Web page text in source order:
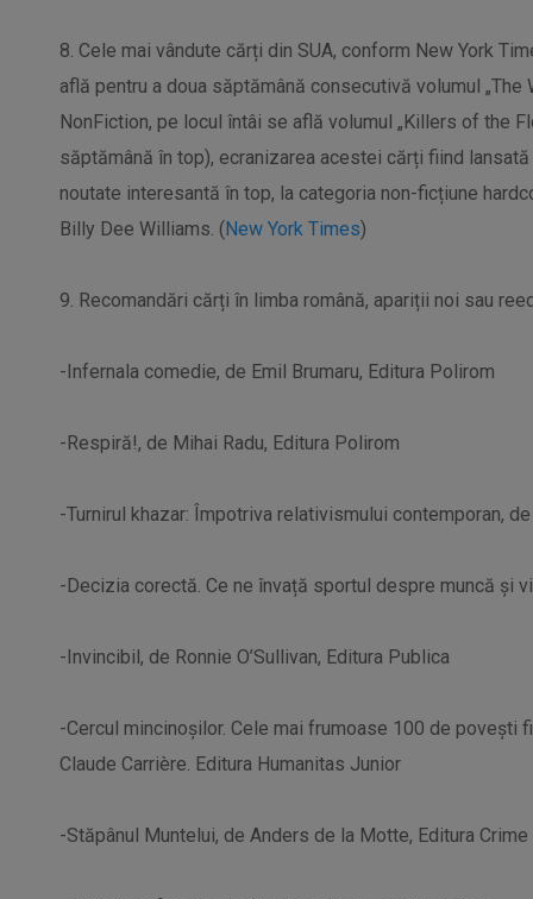
8. Cele mai vândute cărți din SUA, conform New York
află pentru a doua săptămână consecutivă volumul „The
NonFiction, pe locul întâi se află volumul „Killers of the
săptămână în top), ecranizarea acestei cărți fiind
noutate interesantă în top, la categoria non-ficțiune
Billy Dee Williams. (New York Times)
9. Recomandări cărți în limba română, apariții noi sau
-Infernala comedie, de Emil Brumaru, Editura Polirom
-Respiră!, de Mihai Radu, Editura Polirom
-Turnirul khazar: Împotriva relativismului contemporan,
-Decizia corectă. Ce ne învață sportul despre muncă și
-Invincibil, de Ronnie O’Sullivan, Editura Publica
-Cercul mincinoșilor. Cele mai frumoase 100 de povești
Claude Carrière. Editura Humanitas Junior
-Stăpânul Muntelui, de Anders de la Motte, Editura